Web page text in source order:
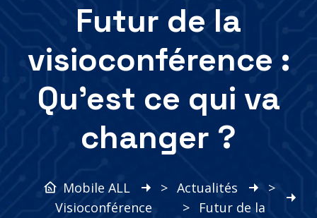
Futur de la
visioconférence :
Qu’est ce qui va
changer ?
Mobile ALL > Actualités
>
Visioconférence
>
Futur de la